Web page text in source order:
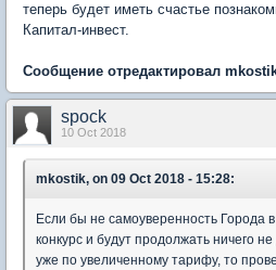
теперь будет иметь счастье
Капитал-инвест.
Сообщение отредактировал
spock
10 Oct 2018
mkostik, on 09 Oct 2018 - 15:28:
Если бы не самоуверенность Города
конкурс и будут продолжать ничего
уже по увеличенному тарифу, то